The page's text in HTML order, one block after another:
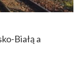
Białą a